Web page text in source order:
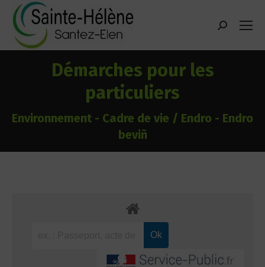
principal
Recherche
Démarches pour les
particuliers
Environnement - Cadre de vie / Endro - Endro
beviñ